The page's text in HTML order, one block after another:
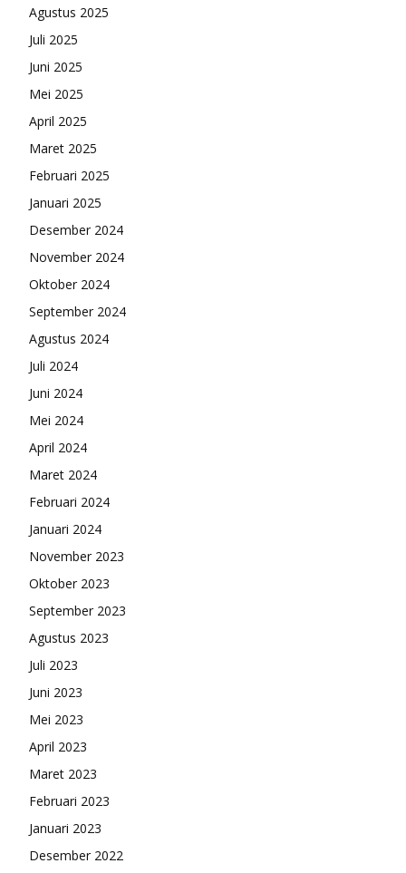
Agustus 2025
Juli 2025
Juni 2025
Mei 2025
April 2025
Maret 2025
Februari 2025
Januari 2025
Desember 2024
November 2024
Oktober 2024
September 2024
Agustus 2024
Juli 2024
Juni 2024
Mei 2024
April 2024
Maret 2024
Februari 2024
Januari 2024
November 2023
Oktober 2023
September 2023
Agustus 2023
Juli 2023
Juni 2023
Mei 2023
April 2023
Maret 2023
Februari 2023
Januari 2023
Desember 2022